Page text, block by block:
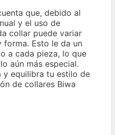
que, debido al
y el uso de
collar puede variar
forma. Esto le da un
a cada pieza, lo que
aún más especial.
y equilibra tu estilo de
de collares Biwa